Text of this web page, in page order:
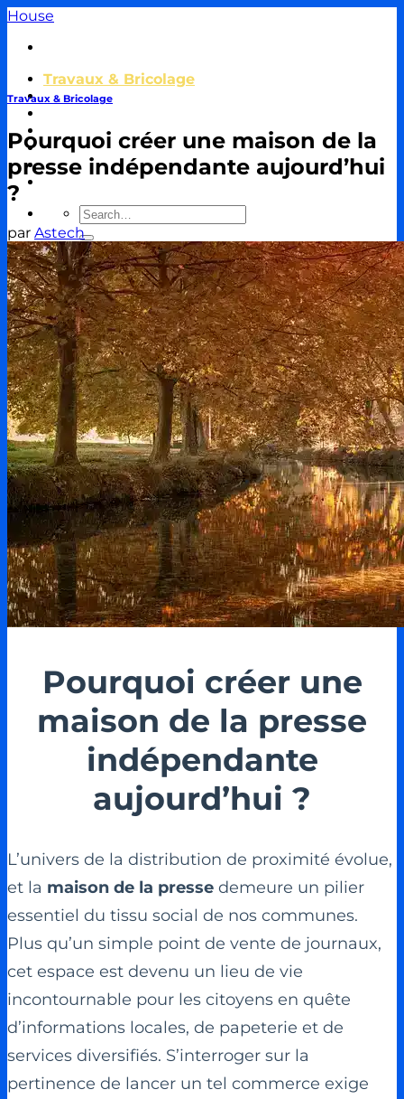
Passer
contenu
House
Travaux & Bricolage
Piscine
Décoration & Aménagement
Énergie
Immobilier & Crédit
Autour de la Masion
Travaux & Bricolage
Pourquoi créer une maison de la
presse indépendante aujourd’hui
?
par Astech
Pourquoi créer une
maison de la presse
indépendante
aujourd’hui ?
L’univers de la distribution de proximité évolue,
et la maison de la presse demeure un pilier
essentiel du tissu social de nos communes.
Plus qu’un simple point de vente de journaux,
cet espace est devenu un lieu de vie
incontournable pour les citoyens en quête
d’informations locales, de papeterie et de
services diversifiés. S’interroger sur la
pertinence de lancer un tel commerce exige